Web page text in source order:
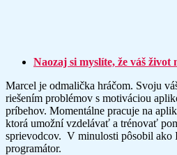
Naozaj si myslíte, že váš život
Marcel je odmalička hráčom. Svoju
riešením problémov s motiváciou
príbehov. Momentálne pracuje na
ktorá umožní vzdelávať a trénovať
sprievodcov. V minulosti pôsobil ako
programátor.